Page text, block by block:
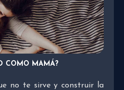
COMO MAMÁ?
no te sirve y construir la